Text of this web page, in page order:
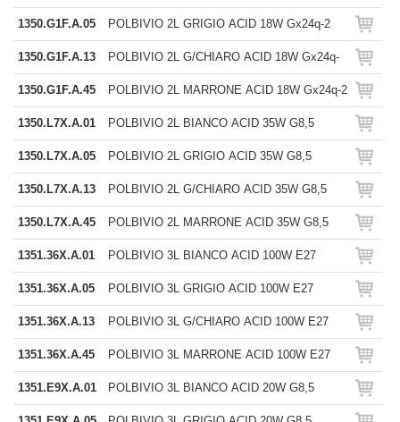
1350.G1F.A.05 POLBIVIO 2L GRIGIO ACID 18W Gx24q-2
1350.G1F.A.13 POLBIVIO 2L G/CHIARO ACID 18W Gx24q-
1350.G1F.A.45 POLBIVIO 2L MARRONE ACID 18W Gx24q-2
1350.L7X.A.01 POLBIVIO 2L BIANCO ACID 35W G8,5
1350.L7X.A.05 POLBIVIO 2L GRIGIO ACID 35W G8,5
1350.L7X.A.13 POLBIVIO 2L G/CHIARO ACID 35W G8,5
1350.L7X.A.45 POLBIVIO 2L MARRONE ACID 35W G8,5
1351.36X.A.01 POLBIVIO 3L BIANCO ACID 100W E27
1351.36X.A.05 POLBIVIO 3L GRIGIO ACID 100W E27
1351.36X.A.13 POLBIVIO 3L G/CHIARO ACID 100W E27
1351.36X.A.45 POLBIVIO 3L MARRONE ACID 100W E27
1351.E9X.A.01 POLBIVIO 3L BIANCO ACID 20W G8,5